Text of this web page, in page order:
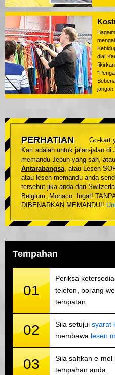
dia!
jangan
PERHATIAN
Go-kart
Kart adalah untuk jalan-jalan
memandu Jepun yang sah, atau
Antarabangsa, atau Lesen
atau lesen memandu anda
tersebut jika anda dari
Belgium, Monaco. Ingat!
DIBENARKAN MEMANDU!!
Tempahan
01
Periksa
telefon, borang
tempatan.
02 Sila setujui syarat
membawa lesen
03
Sila sahkan e-
tempahan anda.